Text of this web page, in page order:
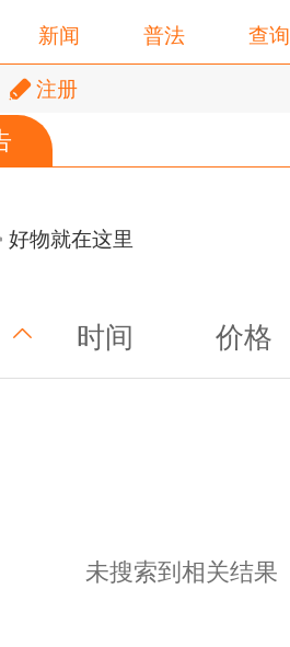
新闻 普法 查询
注册
好物就在这里
时间 价格
未搜索到相关结果